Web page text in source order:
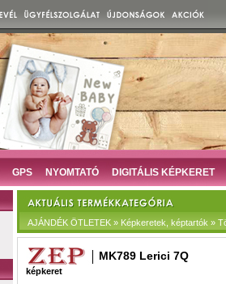
GPS NYOMTATÓ DIGITÁLIS KÉPKERET
AJÁNDÉK ÖTLETEK » Képkeretek, képtartók »
MK789 Lerici 7Q
képkeret